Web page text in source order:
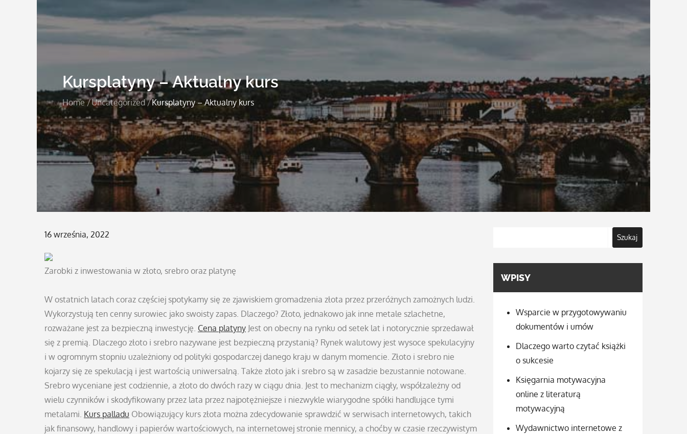
Kursplatyny – Aktualny kurs
Home Uncategorized Kursplatyny – Aktualny kurs
Posted
16 września, 2022
Zarobki z inwestowania w złoto, srebro oraz platynę
W ostatnich latach coraz częściej spotykamy się ze zjawiskiem gromadzenia złota przez przeróżnych zamożnych ludzi.
Wykorzystują ten cenny surowiec jako swoisty zapas. Dlaczego? Złoto, jednakowo jak inne metale szlachetne,
rozważane jest za bezpieczną inwestycję. Cena platyny Jest on obecny na rynku od setek lat i notorycznie sprzedawał
się z premią. Dlaczego złoto i srebro nazywane jest bezpieczną przystanią? Rynek walutowy jest wysoce spekulacyjny
i w ogromnym stopniu uzależniony od polityki gospodarczej danego kraju w danym momencie. Złoto i srebro nie
kojarzy się ze spekulacją i jest wartością uniwersalną. Także złoto jak i srebro są w zasadzie bezustannie notowane.
Srebro wyceniane jest codziennie, a złoto do dwóch razy w ciągu dnia. Jest to mechanizm ciągły, współzależny od
wielu czynników i skodyfikowany przez lata przez najpotężniejsze i niezwykle wiarygodne spółki handlujące tymi
metalami. Kurs palladu Obowiązujący kurs złota można zdecydowanie sprawdzić w serwisach internetowych, takich
jak finansowy, handlowy i papierów wartościowych, na internetowej stronie mennicy, a choćby w czasie rzeczywistym
Szukaj
WPISY
Wsparcie w przygotowywaniu
dokumentów i umów
Dlaczego warto czytać książki
o sukcesie
Księgarnia motywacyjna
online z literaturą
motywacyjną
Wydawnictwo internetowe z